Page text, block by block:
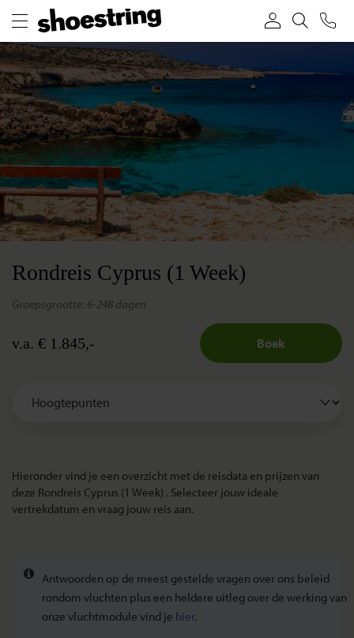
Rondreis Cyprus (1 Week)
Boek
v.a. € 1.845,-
groepsgrootte: 6-24 8 dagen
Hieronder vind je een overzicht met de reisdata en prijzen van
deze Rondreis Cyprus (1 Week) . Selecteer jouw ideale
vertrekdatum en vraag jouw reis aan.
Antwoorden op de meest gestelde vragen over ons beleid
rondom vluchten plus een heldere uitleg over de werking van
onze vluchtmodule vind je hier.